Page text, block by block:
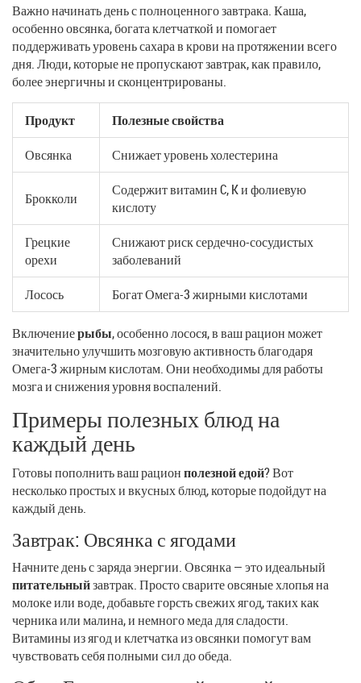
Важно начинать день с полноценного завтрака. Каша,
особенно овсянка, богата клетчаткой и помогает
поддерживать уровень сахара в крови на протяжении всего
дня. Люди, которые не пропускают завтрак, как правило,
более энергичны и сконцентрированы.
Продукт
Полезные свойства
Овсянка
Снижает уровень холестерина
Брокколи
Содержит витамин C, K и фолиевую
кислоту
Грецкие
орехи
Снижают риск сердечно-сосудистых
заболеваний
Лосось
Богат Омега-3 жирными кислотами
Включениерыбы, особенно лосося, в ваш рацион может
значительно улучшить мозговую активность благодаря
Омега-3 жирным кислотам. Они необходимы для работы
мозга и снижения уровня воспалений.
Примеры полезных блюд на
каждый день
Готовы пополнить ваш рационполезной едой? Вот
несколько простых и вкусных блюд, которые подойдут на
каждый день.
Завтрак: Овсянка с ягодами
Начните день с заряда энергии. Овсянка — это идеальный
питательныйзавтрак. Просто сварите овсяные хлопья на
молоке или воде, добавьте горсть свежих ягод, таких как
черника или малина, и немного меда для сладости.
Витамины из ягод и клетчатка из овсянки помогут вам
чувствовать себя полными сил до обеда.